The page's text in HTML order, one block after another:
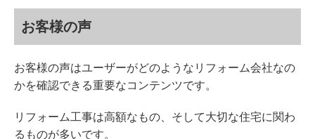
お客様の声
お客様の声はユーザーがどのようなリフォーム会社なの
かを確認できる重要なコンテンツです。
リフォーム工事は高額なもの、そして大切な住宅に関わ
るものが多いです。